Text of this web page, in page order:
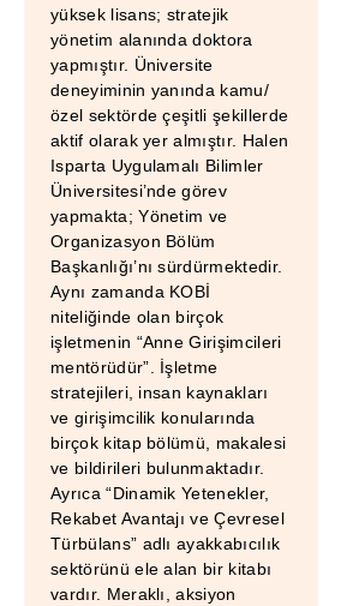
yüksek lisans; stratejik
yönetim alanında doktora
yapmıştır. Üniversite
deneyiminin yanında kamu/
özel sektörde çeşitli şekillerde
aktif olarak yer almıştır. Halen
Isparta Uygulamalı Bilimler
Üniversitesi’nde görev
yapmakta; Yönetim ve
Organizasyon Bölüm
Başkanlığı’nı sürdürmektedir.
Aynı zamanda KOBİ
niteliğinde olan birçok
işletmenin “Anne Girişimcileri
mentörüdür”. İşletme
stratejileri, insan kaynakları
ve girişimcilik konularında
birçok kitap bölümü, makalesi
ve bildirileri bulunmaktadır.
Ayrıca “Dinamik Yetenekler,
Rekabet Avantajı ve Çevresel
Türbülans” adlı ayakkabıcılık
sektörünü ele alan bir kitabı
vardır. Meraklı, aksiyon